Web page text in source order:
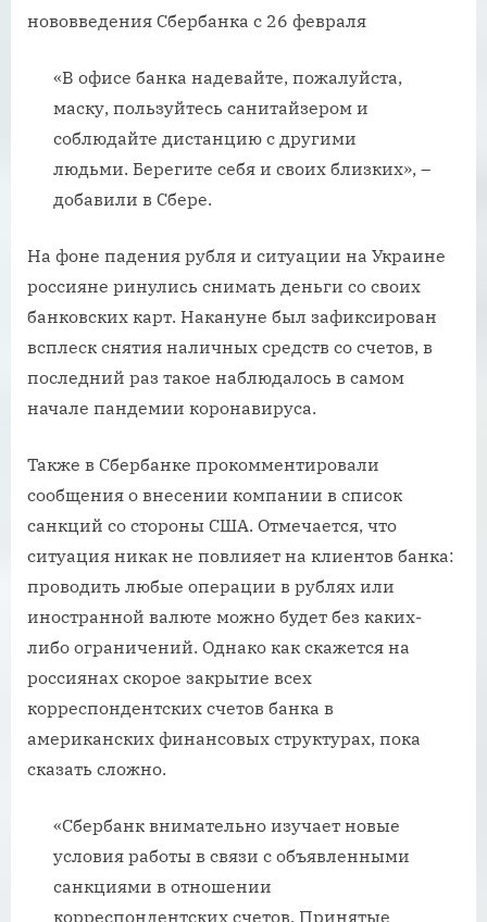
«В офисе банка надевайте, пожалуйста,
маску, пользуйтесь санитайзером и
соблюдайте дистанцию с другими
людьми. Берегите себя и своих близких», –
добавили в Сбере.
На фоне падения рубля и ситуации на Украине
россияне ринулись снимать деньги со своих
банковских карт. Накануне был зафиксирован
всплеск снятия наличных средств со счетов, в
последний раз такое наблюдалось в самом
начале пандемии коронавируса.
Также в Сбербанке прокомментировали
сообщения о внесении компании в список
санкций со стороны США. Отмечается, что
ситуация никак не повлияет на клиентов банка:
проводить любые операции в рублях или
иностранной валюте можно будет без каких-
либо ограничений. Однако как скажется на
россиянах скорое закрытие всех
корреспондентских счетов банка в
американских финансовых структурах, пока
сказать сложно.
«Сбербанк внимательно изучает новые
условия работы в связи с объявленными
санкциями в отношении
корреспондентских счетов. Принятые